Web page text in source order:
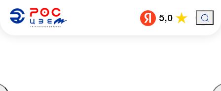
5,0